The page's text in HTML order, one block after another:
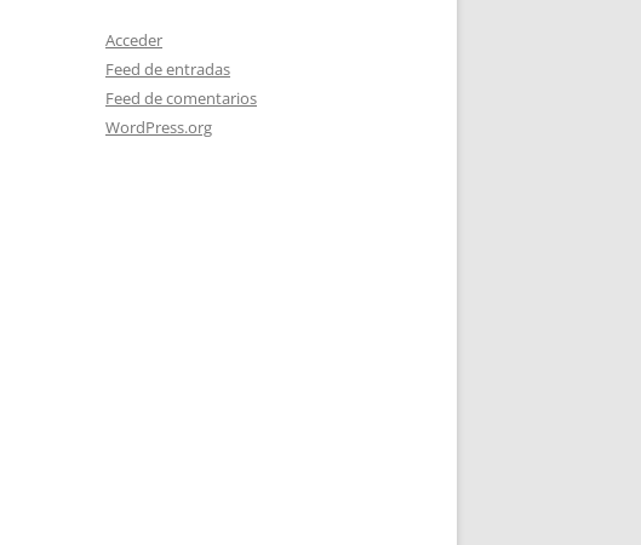
Acceder
Feed de entradas
Feed de comentarios
WordPress.org